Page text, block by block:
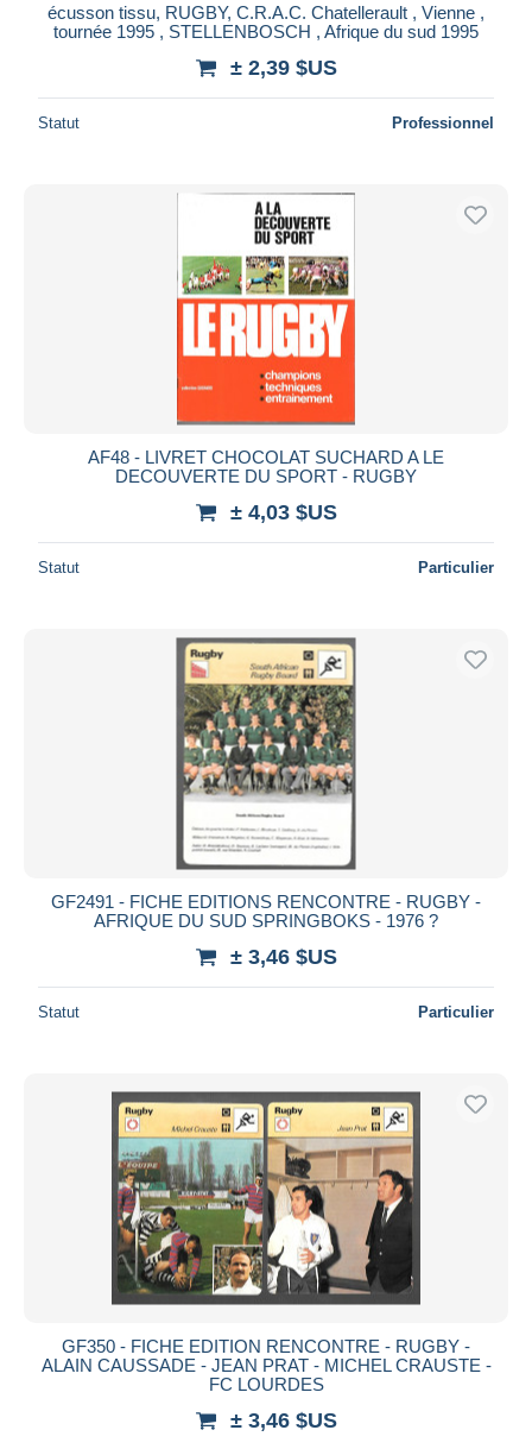
écusson tissu, RUGBY, C.R.A.C. Chatellerault , Vienne ,
tournée 1995 , STELLENBOSCH , Afrique du sud 1995
± 2,39 $US
Statut Professionnel
AF48 - LIVRET CHOCOLAT SUCHARD A LE
DECOUVERTE DU SPORT - RUGBY
± 4,03 $US
Statut Particulier
GF2491 - FICHE EDITIONS RENCONTRE - RUGBY -
AFRIQUE DU SUD SPRINGBOKS - 1976 ?
± 3,46 $US
Statut Particulier
GF350 - FICHE EDITION RENCONTRE - RUGBY -
ALAIN CAUSSADE - JEAN PRAT - MICHEL CRAUSTE -
FC LOURDES
± 3,46 $US